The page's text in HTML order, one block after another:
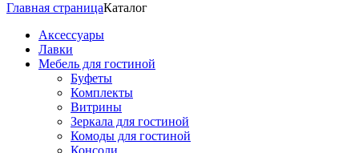
Главная страницаКаталог
Аксессуары
Лавки
Мебель для гостиной
Буфеты
Комплекты
Витрины
Зеркала для гостиной
Комоды для гостиной
Консоли